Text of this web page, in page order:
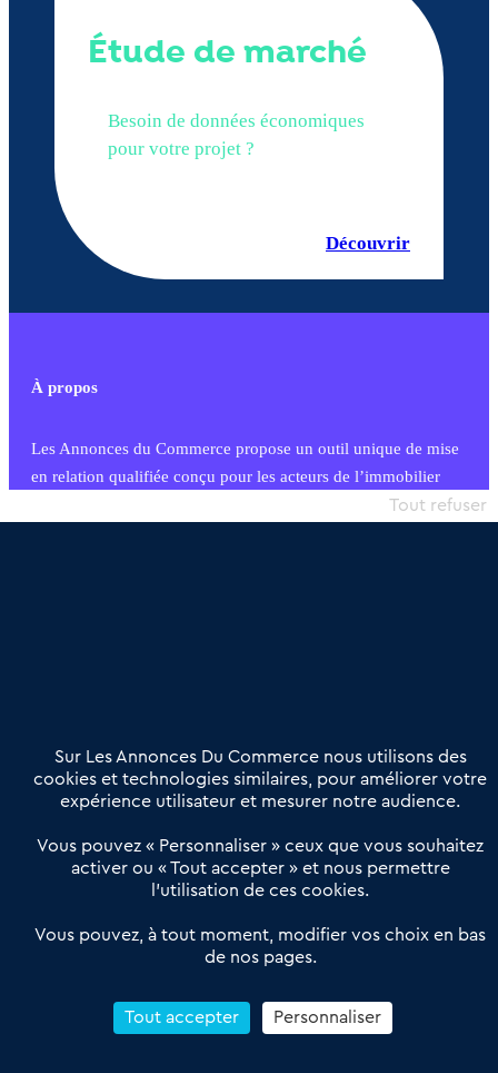
Étude de marché
Besoin de données économiques
pour votre projet ?
Découvrir
À propos
Les Annonces du Commerce propose un outil unique de mise
en relation qualifiée conçu pour les acteurs de l’immobilier
commercial et les collectivités territoriales, simple et intégrant
Offres Pro
Actualités
Qui sommes nous ?
Derniers articles
Réseau 3C : un partenaire national dédié aux transactions
Petitscommerces : Un partenariat au service du commerce de
proximité et des territoires
Reprendre un Restaurant Rapide
Sur Les Annonces Du Commerce nous utilisons des
cookies et technologies similaires, pour améliorer votre
expérience utilisateur et mesurer notre audience.
Vous pouvez « Personnaliser » ceux que vous souhaitez
activer ou « Tout accepter » et nous permettre
l’utilisation de ces cookies.
Vous pouvez, à tout moment, modifier vos choix en bas
de nos pages.
Tout accepter
Tout refuser
Personnaliser